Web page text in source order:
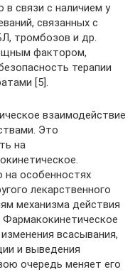
в связи с наличием у
связанных с
тромбозов и др.
фактором,
терапии
[5].
взаимодействие
Это
на
особенностях
лекарственного
механизма действия
всасывания,
и выведения
очередь меняет его